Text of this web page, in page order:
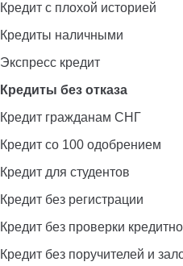
Кредит с плохой историей
Кредиты наличными
Экспресс кредит
Кредиты без отказа
Кредит гражданам СНГ
Кредит со 100 одобрением
Кредит для студентов
Кредит без регистрации
Кредит без проверки
Кредит без поручителей и